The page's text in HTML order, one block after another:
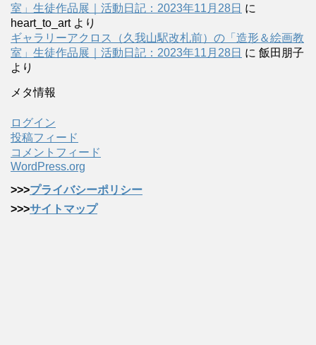
室」生徒作品展｜活動日記：2023年11月28日 に
heart_to_artより
ギャラリーアクロス（久我山駅改札前）の「造形＆絵画教
室」生徒作品展｜活動日記：2023年11月28日 に 飯田朋子
より
メタ情報
ログイン
投稿フィード
コメントフィード
WordPress.org
>>>プライバシーポリシー
>>>サイトマップ